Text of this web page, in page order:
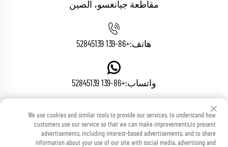
مقاطعة جيانغسو، الصين
هاتف:+86-139 52845139
واتساب:+86-139 52845139
البريد الإلكتروني:[email protected]
We use cookies and similar tools to provide our services, to understand how
customers use our service so that we can make improvements,to present
advertisements, including interest-based advertisements, and to share
information about your use of our site with social media, advertising and